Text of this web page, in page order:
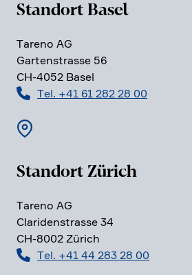
Standort Basel
Tareno AG
Garten­strasse 56
CH-4052 Basel
Tel. +41 61 282 28 00
Standort Zürich
Tareno AG
Clari­den­strasse 34
CH-8002 Zürich
Tel. +41 44 283 28 00